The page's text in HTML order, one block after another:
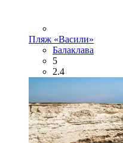
Пляж «Васили»
Балаклава
5
2.4